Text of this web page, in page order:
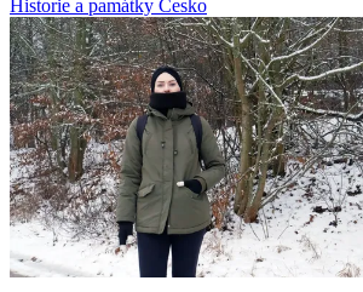
Historie a památky Česko